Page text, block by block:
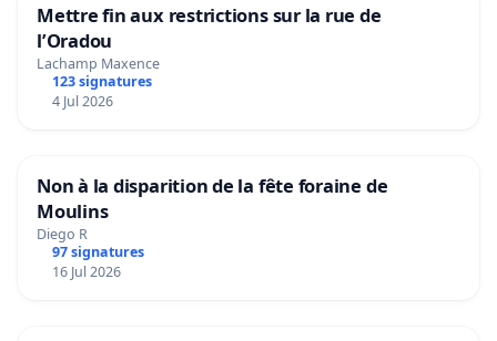
Mettre fin aux restrictions sur la rue de
l’Oradou
Lachamp Maxence
123 signatures
4 Jul 2026
Non à la disparition de la fête foraine de
Moulins
Diego R
97 signatures
16 Jul 2026